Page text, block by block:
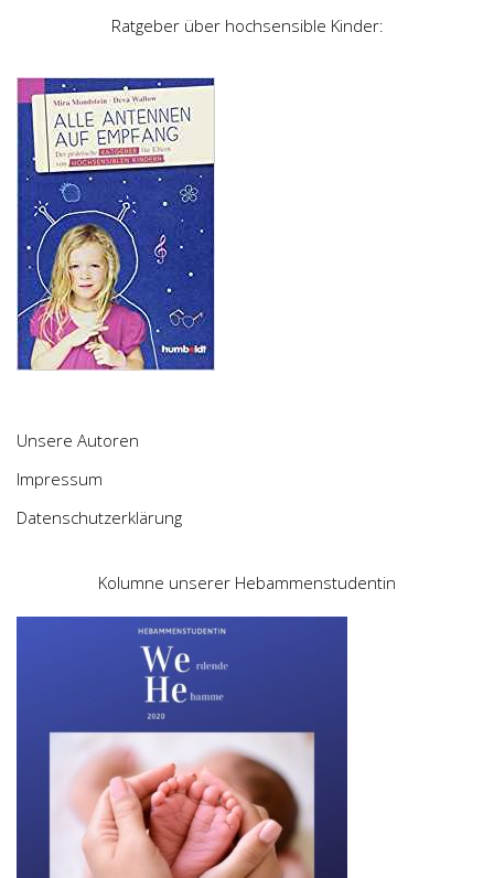
Ratgeber über hochsensible Kinder:
Unsere Autoren
Impressum
Datenschutzerklärung
Kolumne unserer Hebammenstudentin